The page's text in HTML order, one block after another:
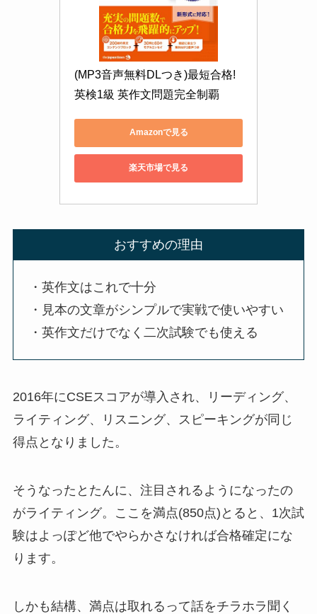
(MP3音声無料DLつき)最短合格!
英検1級 英作文問題完全制覇
Amazonで見る
楽天市場で見る
おすすめの理由
・英作文はこれで十分
・見本の文章がシンプルで実戦で使いやすい
・英作文だけでなく二次試験でも使える
2016年にCSEスコアが導入され、リーディング、
ライティング、リスニング、スピーキングが同じ
得点となりました。
そうなったとたんに、注目されるようになったの
がライティング。ここを満点(850点)とると、1次試
験はよっぽど他でやらかさなければ合格確定にな
ります。
しかも結構、満点は取れるって話をチラホラ聞く